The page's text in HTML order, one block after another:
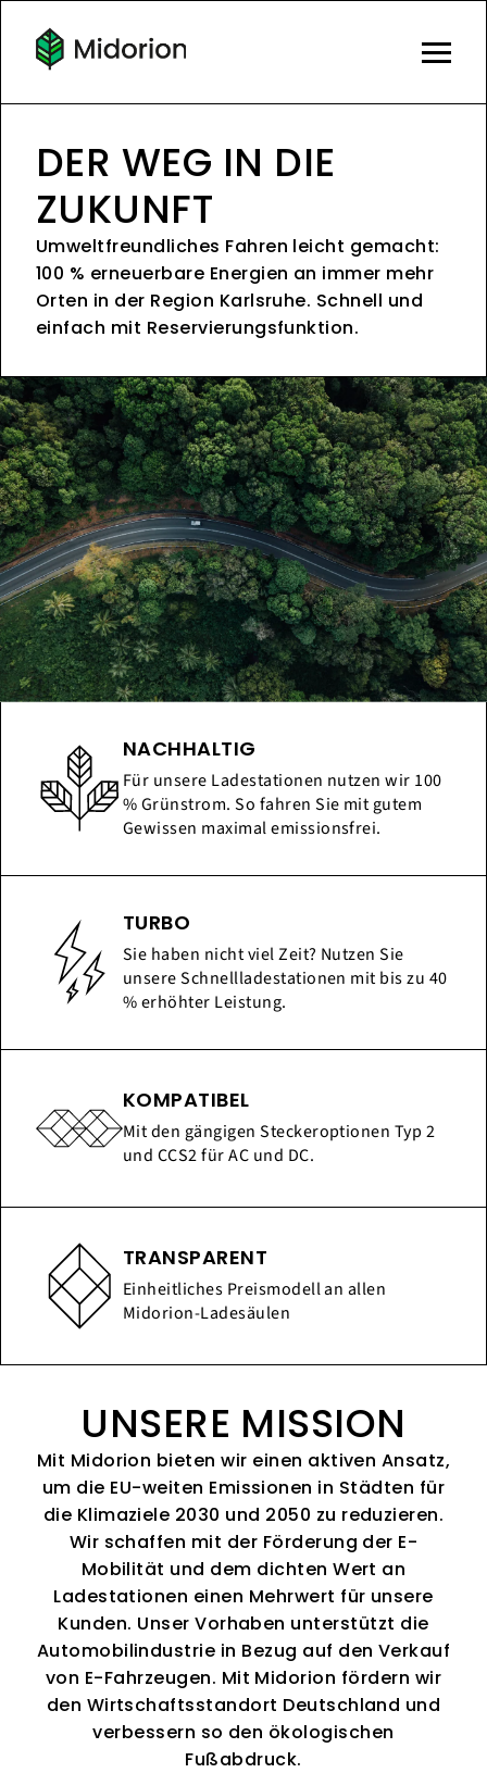
DER WEG IN DIE
ZUKUNFT
Umweltfreundliches Fahren leicht gemacht:
100 % erneuerbare Energien an immer mehr
Orten in der Region Karlsruhe. Schnell und
einfach mit Reservierungsfunktion.
NACHHALTIG
Für unsere Ladestationen nutzen wir 100
% Grünstrom. So fahren Sie mit gutem
Gewissen maximal emissionsfrei.
TURBO
Sie haben nicht viel Zeit? Nutzen Sie
unsere Schnellladestationen mit bis zu 40
% erhöhter Leistung.
KOMPATIBEL
Mit den gängigen Steckeroptionen Typ 2
und CCS2 für AC und DC.
TRANSPARENT
Einheitliches Preismodell an allen
Midorion-Ladesäulen
UNSERE MISSION
Mit Midorion bieten wir einen aktiven Ansatz,
um die EU-weiten Emissionen in Städten für
die Klimaziele 2030 und 2050 zu reduzieren.
Wir schaffen mit der Förderung der E-
Mobilität und dem dichten Wert an
Ladestationen einen Mehrwert für unsere
Kunden. Unser Vorhaben unterstützt die
Automobilindustrie in Bezug auf den Verkauf
von E-Fahrzeugen. Mit Midorion fördern wir
den Wirtschaftsstandort Deutschland und
verbessern so den ökologischen
Fußabdruck.